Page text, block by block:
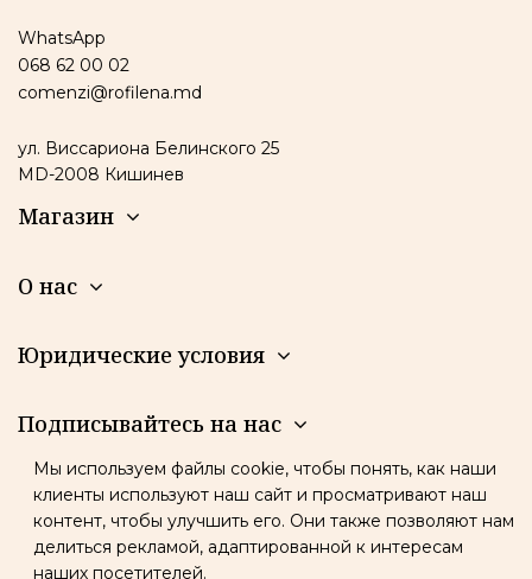
Магазин
О нас
Юридические условия
068 62 00 02
comenzi@rofilena.md
ул. Виссариона Белинского 25
MD-2008 Кишинев
WhatsApp
Подписывайтесь на нас
Новостная рассылка
Мы используем файлы cookie, чтобы понять, как наши
клиенты используют наш сайт и просматривают наш
контент, чтобы улучшить его. Они также позволяют нам
делиться рекламой, адаптированной к интересам
наших посетителей.